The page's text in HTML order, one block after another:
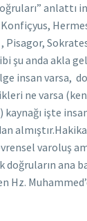
anlattı
Pisagor,
şu anda akla
insan varsa,
ne varsa
işte
varoluş
ana
Hz.